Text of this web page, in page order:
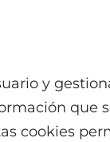
y
que
cookies